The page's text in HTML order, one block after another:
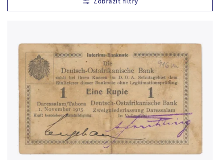
Nejdražší
Abecedně
Chronologicky